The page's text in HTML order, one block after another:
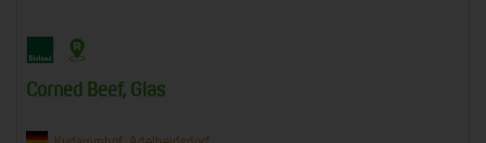
Corned Beef, Glas